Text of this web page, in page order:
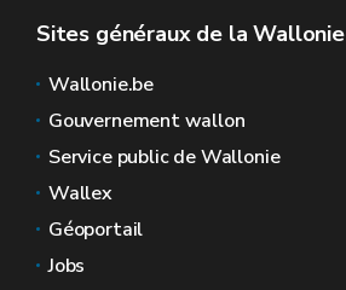
Sites généraux de la Wallonie
Wallonie.be
Gouvernement wallon
Service public de Wallonie
Wallex
Géoportail
Jobs